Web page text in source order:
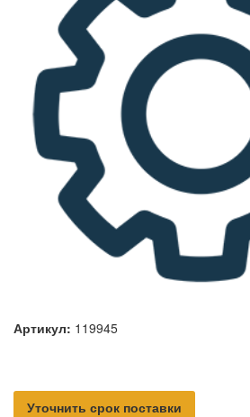
Артикул: 119945
Уточнить срок поставки